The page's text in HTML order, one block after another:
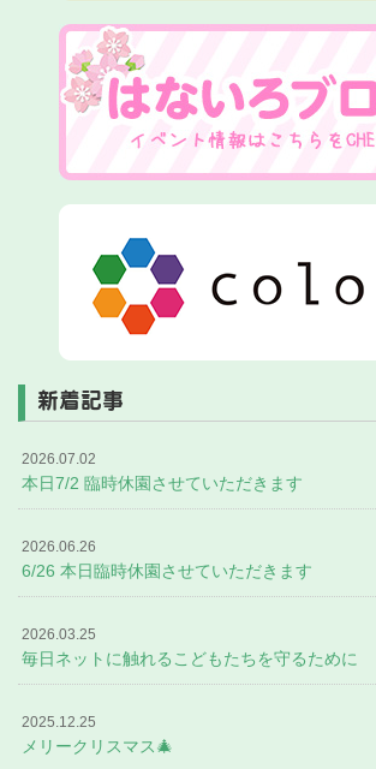
新着記事
2026.07.02
本日7/2 臨時休園させていただきます
2026.06.26
6/26 本日臨時休園させていただきます
2026.03.25
毎日ネットに触れるこどもたちを守るために
2025.12.25
メリークリスマス🎄